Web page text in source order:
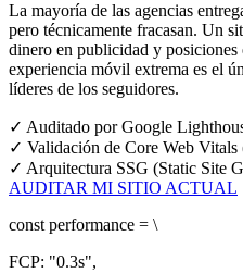
La mayoría de las agencias
pero técnicamente fracasan. Un
dinero en publicidad y posiciones
experiencia móvil extrema es el
líderes de los seguidores.
✓ Auditado por Google
✓ Validación de Core Web
✓ Arquitectura SSG (Static Site
AUDITAR MI SITIO ACTUAL
const performance = \
FCP: "0.3s",